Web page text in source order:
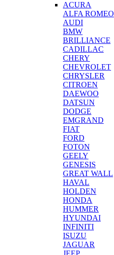
ACURA
ALFA ROMEO
AUDI
BMW
BRILLIANCE
CADILLAC
CHERY
CHEVROLET
CHRYSLER
CITROEN
DAEWOO
DATSUN
DODGE
EMGRAND
FIAT
FORD
FOTON
GEELY
GENESIS
GREAT WALL
HAVAL
HOLDEN
HONDA
HUMMER
HYUNDAI
INFINITI
ISUZU
JAGUAR
JEEP